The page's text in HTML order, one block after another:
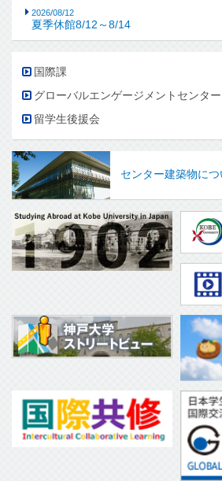
2026/08/12
夏季休館8/12～8/14
国際課
グローバルエンゲージメントセンタ
留学生後援会
センター建築物につ